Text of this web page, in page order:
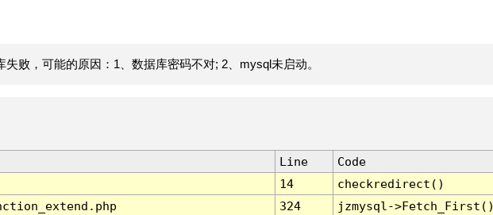
败，可能的原因：1、数据库密码不对; 2、mysql未启动。
Line
Code
14
checkredirect()
324
jzmysql-